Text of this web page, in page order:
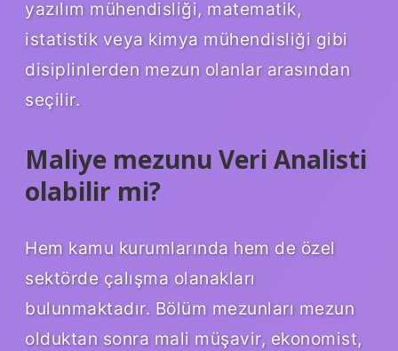
yazılım mühendisliği, matematik,
istatistik veya kimya mühendisliği gibi
disiplinlerden mezun olanlar arasından
seçilir.
Maliye mezunu Veri Analisti
olabilir mi?
Hem kamu kurumlarında hem de özel
sektörde çalışma olanakları
bulunmaktadır. Bölüm mezunları mezun
olduktan sonra mali müşavir, ekonomist,